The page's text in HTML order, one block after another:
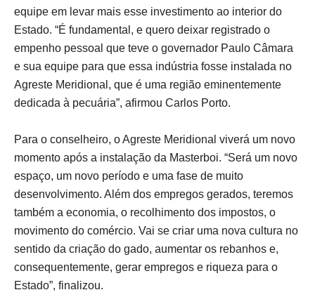
equipe em levar mais esse investimento ao interior do
Estado. “É fundamental, e quero deixar registrado o
empenho pessoal que teve o governador Paulo Câmara
e sua equipe para que essa indústria fosse instalada no
Agreste Meridional, que é uma região eminentemente
dedicada à pecuária”, afirmou Carlos Porto.
Para o conselheiro, o Agreste Meridional viverá um novo
momento após a instalação da Masterboi. “Será um novo
espaço, um novo período e uma fase de muito
desenvolvimento. Além dos empregos gerados, teremos
também a economia, o recolhimento dos impostos, o
movimento do comércio. Vai se criar uma nova cultura no
sentido da criação do gado, aumentar os rebanhos e,
consequentemente, gerar empregos e riqueza para o
Estado”, finalizou.